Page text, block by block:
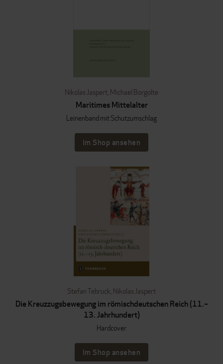
Nikolas Jaspert, Michael Borgolte
Maritimes Mittelalter
Leinenband mit Schutzumschlag
Im Shop ansehen
Stefan Tebruck, Nikolas Jaspert
Die Kreuzzugsbewegung im römischdeutschen Reich (11.–
13. Jahrhundert)
Hardcover
Im Shop ansehen